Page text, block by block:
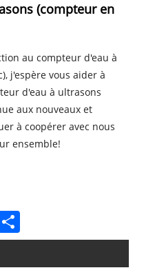
(compteur en
au compteur d'eau à
j'espère vous aider à
d'eau à ultrasons
aux nouveaux et
à coopérer avec nous
ensemble!
Share